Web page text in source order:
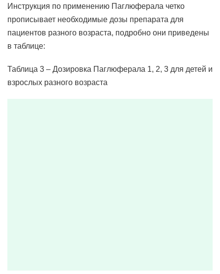
Инструкция по применению Паглюферала четко
прописывает необходимые дозы препарата для
пациентов разного возраста, подробно они приведены
в таблице:
Таблица 3 – Дозировка Паглюферала 1, 2, 3 для детей и
взрослых разного возраста